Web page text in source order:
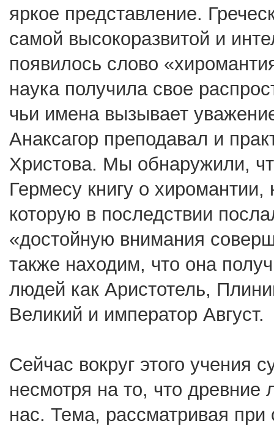
яркое представление.
самой высокоразвитой и
появилось слово
наука получила свое
чьи имена вызывает
Анаксагор преподавал и
Христова. Мы обнаружили,
Гермесу книгу о
которую в последствии
«достойную внимания
также находим, что она
людей как Аристотель,
Великий и император Август.
Сейчас вокруг этого учения
несмотря на то, что
нас. Тема, рассматривая при